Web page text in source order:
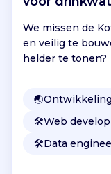
We missen de
en veilig te
helder te tonen?
🌏
🛠️Web
🛠️Data